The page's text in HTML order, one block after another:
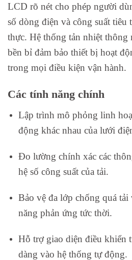
LCD rõ nét cho phép người
số dòng điện và công suất tiêu
thực. Hệ thống tản nhiệt
bền bỉ đảm bảo thiết bị hoạt
trong mọi điều kiện vận hành.
Các tính năng chính
Lập trình mô phỏng linh
động khác nhau của lưới
Đo lường chính xác các
hệ số công suất của tải.
Bảo vệ đa lớp chống quá
năng phản ứng tức thời.
Hỗ trợ giao diện điều khiển
dàng vào hệ thống tự động.